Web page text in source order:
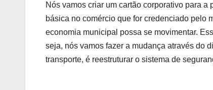
Nós vamos criar um cartão corporativo para
básica no comércio que for credenciado pelo
economia municipal possa se movimentar.
seja, nós vamos fazer a mudança através do
transporte, é reestruturar o sistema de